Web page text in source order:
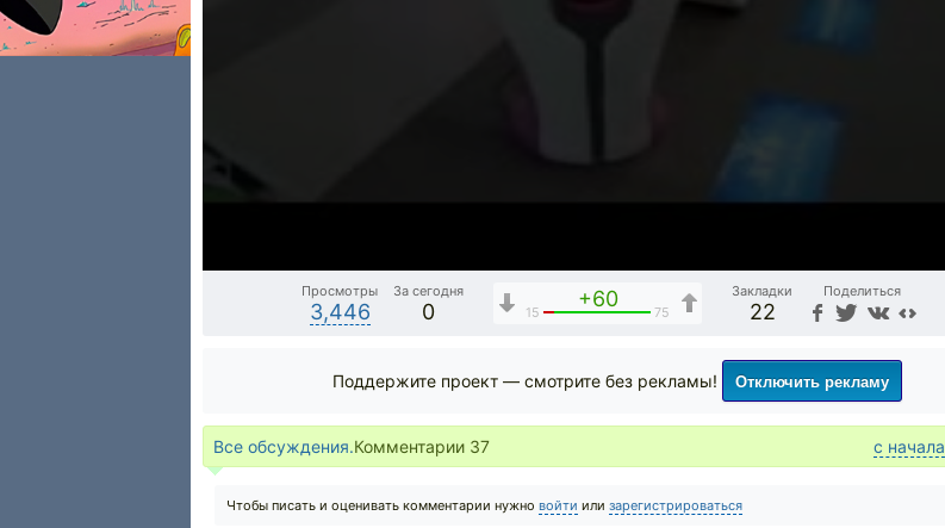
Просмотры
3,446
За сегодня
0
+60
15 75
Закладки
22
Поделиться
Поддержите проект — смотрите без рекламы! Отключить рекламу
Все обсуждения.Комментарии 37 с начала
Чтобы писать и оценивать комментарии нужно войти или зарегистрироваться